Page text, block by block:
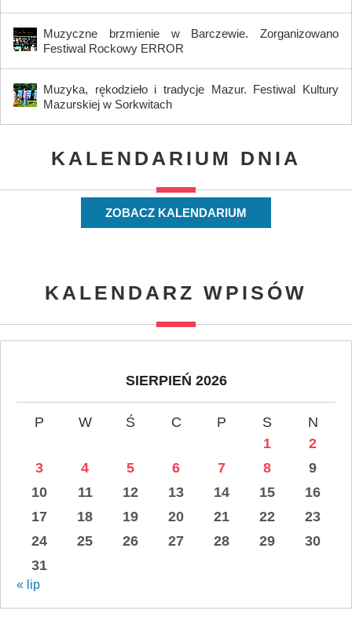
Muzyczne brzmienie w Barczewie. Zorganizowano
Festiwal Rockowy ERROR
Muzyka, rękodzieło i tradycje Mazur. Festiwal Kultury
Mazurskiej w Sorkwitach
KALENDARIUM DNIA
ZOBACZ KALENDARIUM
KALENDARZ WPISÓW
SIERPIEŃ 2026
P W Ś C P S
N
1
2
3
4 5 6 7 8
9
10
11 12 13 14 15
16
17
18 19 20 21 22
23
24
25 26 27 28 29
30
31
« lip